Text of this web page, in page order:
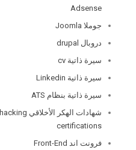
Adsense
جوملا Joomla
دروبال drupal
سيرة ذاتية cv
سيرة ذاتية Linkedin
سيرة ذاتية بنظام ATS
شهادات الهكر الأخلاقي hacking
certifications
فرونت اند Front-End